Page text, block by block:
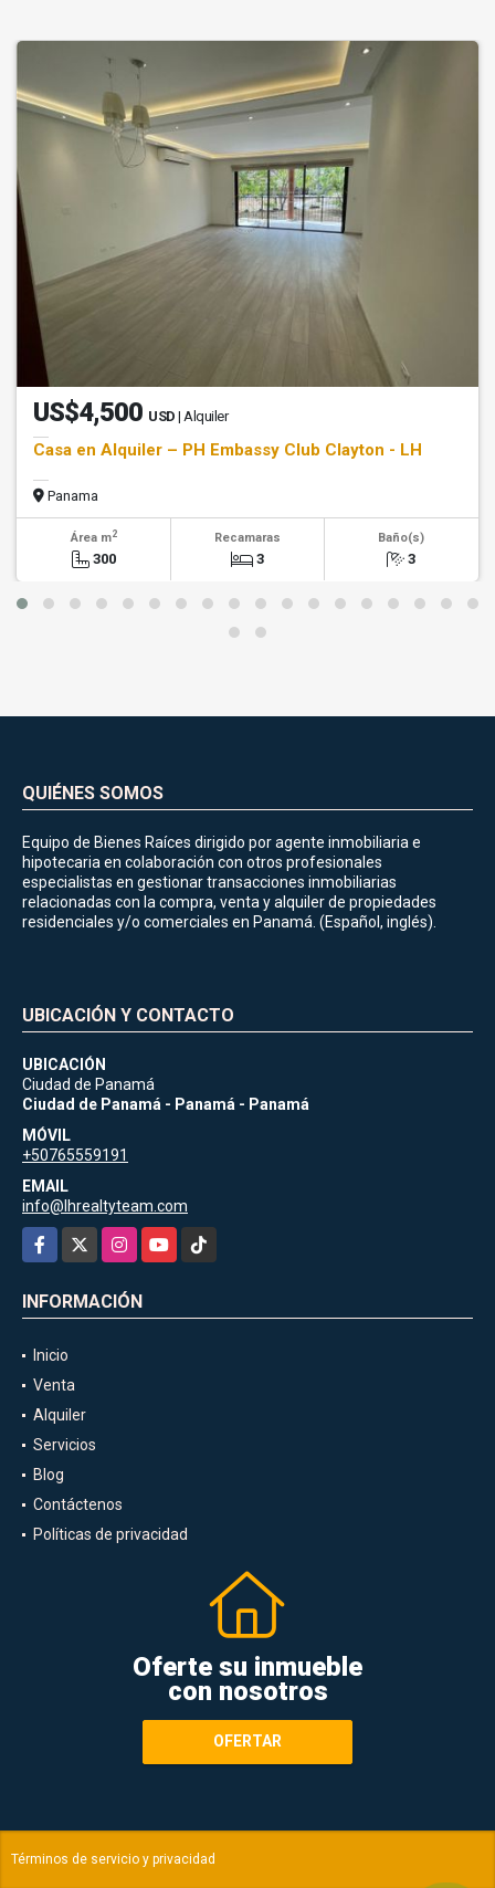
US$4,500 USD | Alquiler
Casa en Alquiler – PH Embassy Club Clayton - LH
Panama
Área m2
300
Recamaras
3
Baño(s)
3
QUIÉNES SOMOS
Equipo de Bienes Raíces dirigido por agente inmobiliaria e
hipotecaria en colaboración con otros profesionales
especialistas en gestionar transacciones inmobiliarias
relacionadas con la compra, venta y alquiler de propiedades
residenciales y/o comerciales en Panamá. (Español, inglés).
UBICACIÓN Y CONTACTO
UBICACIÓN
Ciudad de Panamá
Ciudad de Panamá - Panamá - Panamá
MÓVIL
+50765559191
EMAIL
info@lhrealtyteam.com
Facebook
InstagramYouTubeTikTok
INFORMACIÓN
Inicio
Venta
Alquiler
Servicios
Blog
Contáctenos
Políticas de privacidad
Oferte su inmueble
con nosotros
OFERTAR
Términos de servicio y privacidad